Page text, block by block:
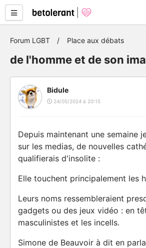
Forum LGBT Place aux débats
de l'homme et de son
Bidule
24/05/2024 à 20:15
Depuis maintenant une semaine
sur les medias, de nouvelles
qualifierais d'insolite :
Elle touchent principalement les
Leurs noms ressembleraient
gadgets ou des jeux vidéo : en
masculinistes et les incells.
Simone de Beauvoir à dit en